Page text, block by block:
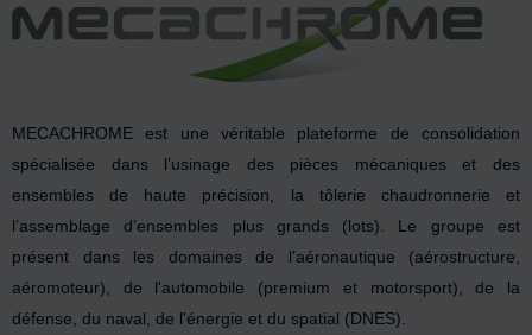
MECACHROME est une véritable plateforme de consolidation
spécialisée dans l’usinage des pièces mécaniques et des
ensembles de haute précision, la tôlerie chaudronnerie et
l’assemblage d’ensembles plus grands (lots). Le groupe est
présent dans les domaines de l’aéronautique (aérostructure,
aéromoteur), de l'automobile (premium et motorsport), de la
défense, du naval, de l'énergie et du spatial (DNES).